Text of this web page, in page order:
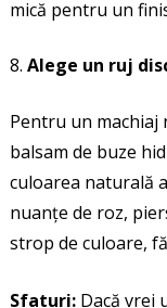
mică pentru un
Alege un ruj
Pentru un
balsam de buze
culoarea naturală
nuanțe de roz,
strop de culoare,
Sfaturi:Dacă vrei